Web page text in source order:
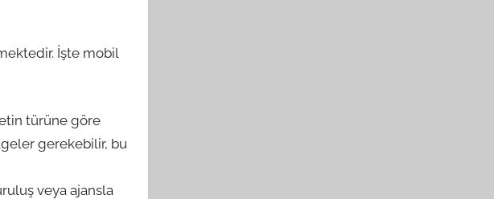
İşte mobil
türüne göre
gerekebilir, bu
veya ajansla